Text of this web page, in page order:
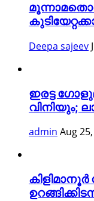
Deepa sajeev
ഇരട്ട
വിനിയും;
admin Aug